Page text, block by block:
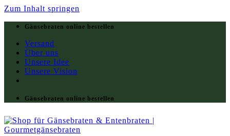
Zum Inhalt springen
Gänsebraten online bestellen
Versand
Über uns
Unsere Idee
Unsere Vision
Gänsebraten online bestellen